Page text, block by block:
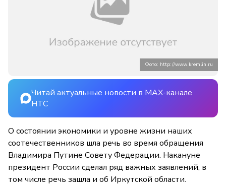
Фото: http://www.kremlin.ru
Читай актуальные новости в MAX-канале
НТС
О состоянии экономики и уровне жизни наших
соотечественников шла речь во время обращения
Владимира Путине Совету Федерации. Накануне
президент России сделал ряд важных заявлений, в
том числе речь зашла и об Иркутской области.